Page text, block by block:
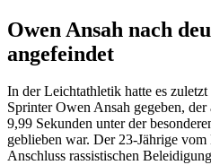
Owen Ansah nach
angefeindet
In der Leichtathletik hatte es
Sprinter Owen Ansah gegeben,
9,99 Sekunden unter der
geblieben war. Der 23-Jährige
Anschluss rassistischen